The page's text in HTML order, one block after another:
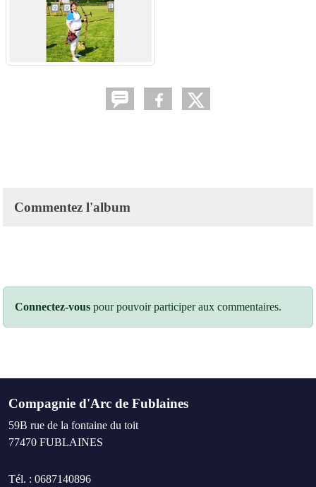
Commentez l'album
Connectez-vous pour pouvoir participer aux commentaires.
Compagnie d'Arc de Fublaines
59B rue de la fontaine du toit
77470 FUBLAINES
Tél. : 0687140896